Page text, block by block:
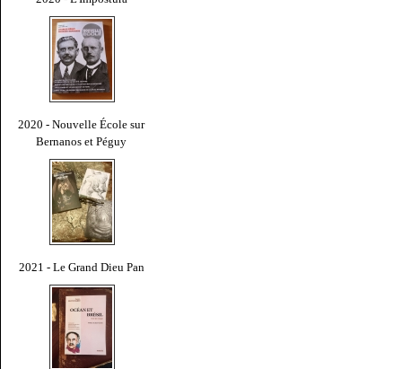
2020 - Nouvelle École sur
Bernanos et Péguy
2021 - Le Grand Dieu Pan